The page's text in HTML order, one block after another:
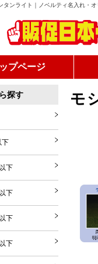
タンライト ｜ノベルティ名入れ・
ップページ
モ
探す
下
下
下
下
下